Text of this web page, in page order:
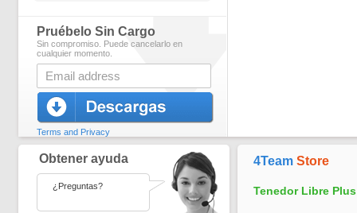
Pruébelo Sin Cargo
Sin compromiso. Puede cancelarlo en
cualquier momento.
Terms and Privacy
Obtener ayuda
¿Preguntas?
4Team Store
Tenedor Libre Plus